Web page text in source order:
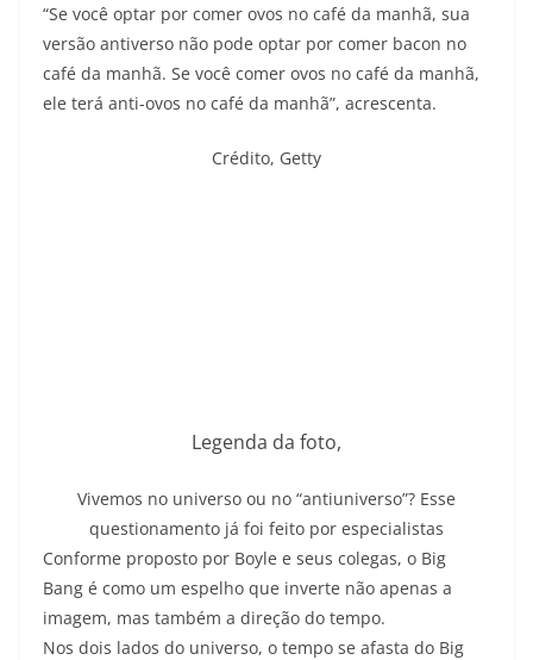
“Se você optar por comer ovos no café da manhã, sua
versão antiverso não pode optar por comer bacon no
café da manhã. Se você comer ovos no café da manhã,
ele terá anti-ovos no café da manhã”, acrescenta.
Crédito, Getty
Legenda da foto,
Vivemos no universo ou no “antiuniverso”? Esse
questionamento já foi feito por especialistas
Conforme proposto por Boyle e seus colegas, o Big
Bang é como um espelho que inverte não apenas a
imagem, mas também a direção do tempo.
Nos dois lados do universo, o tempo se afasta do Big